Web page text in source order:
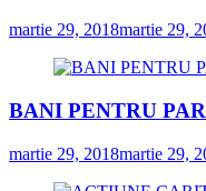
martie 29, 2018martie 29,
BANI PENTRU
martie 29, 2018martie 29,